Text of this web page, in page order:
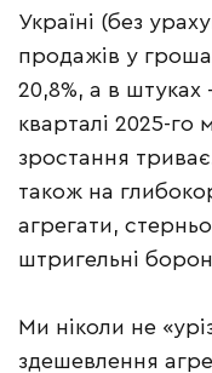
Україні (без
продажів у
20,8%, а в
кварталі 2025-го
зростання
також на
агрегати,
штригельні
Ми ніколи не
здешевлення